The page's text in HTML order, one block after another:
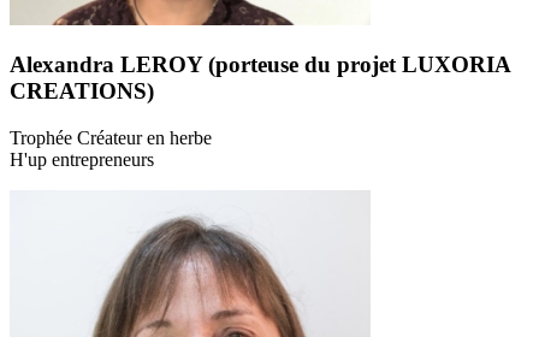
Alexandra LEROY (porteuse du projet LUXORIA
CREATIONS)
Trophée Créateur en herbe
H'up entrepreneurs